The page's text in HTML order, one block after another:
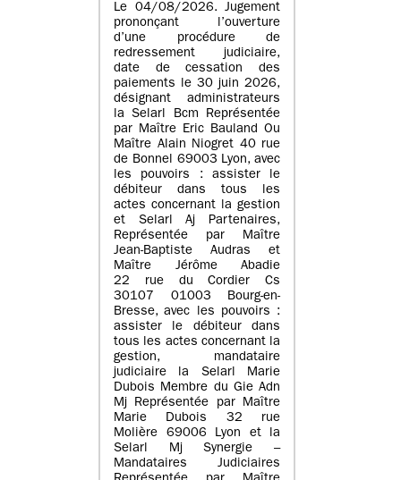
Le 04/08/2026. Jugement
prononçant l’ouverture
d’une procédure de
redressement judiciaire,
date de cessation des
paiements le 30 juin 2026,
désignant administrateurs
la Selarl Bcm Représentée
par Maître Eric Bauland Ou
Maître Alain Niogret 40 rue
de Bonnel 69003 Lyon, avec
les pouvoirs : assister le
débiteur dans tous les
actes concernant la gestion
et Selarl Aj Partenaires,
Représentée par Maître
Jean-Baptiste Audras et
Maître Jérôme Abadie
22 rue du Cordier Cs
30107 01003 Bourg-en-
Bresse, avec les pouvoirs :
assister le débiteur dans
tous les actes concernant la
gestion, mandataire
judiciaire la Selarl Marie
Dubois Membre du Gie Adn
Mj Représentée par Maître
Marie Dubois 32 rue
Molière 69006 Lyon et la
Selarl Mj Synergie –
Mandataires Judiciaires